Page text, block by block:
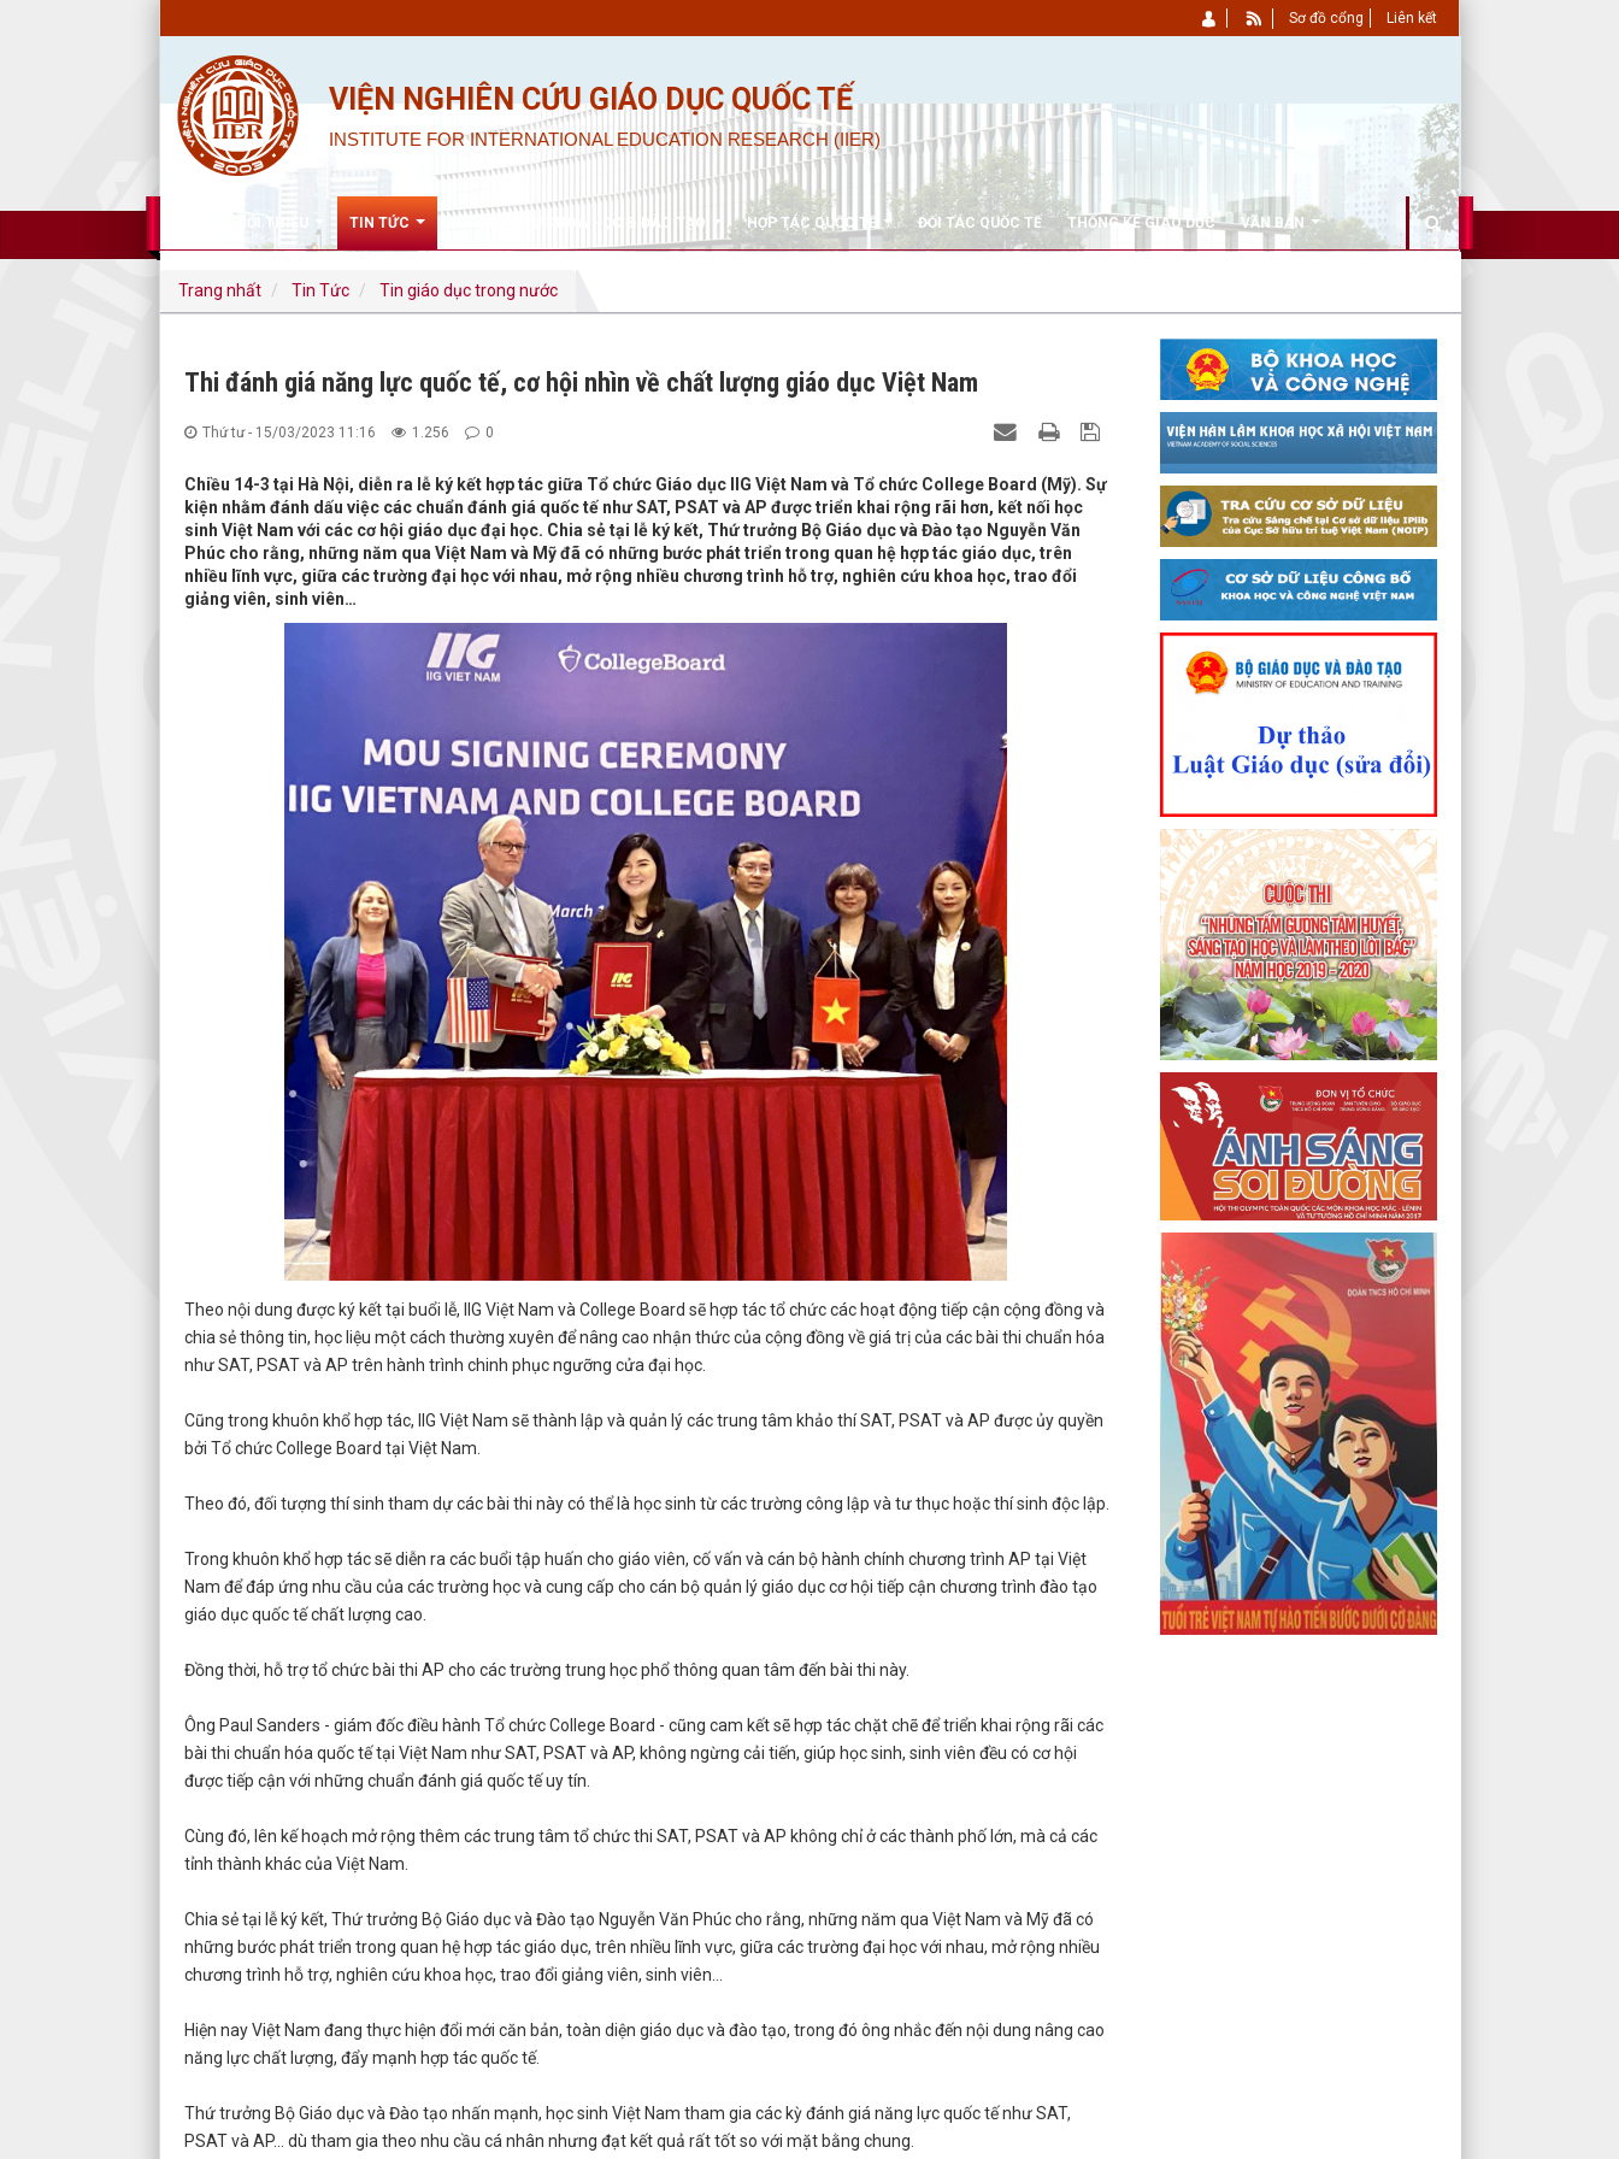
VIỆN NGHIÊN CỨU GIÁO DỤC QUỐC TẾ
INSTITUTE FOR INTERNATIONAL EDUCATION RESEARCH (IIER)
GIỚI THIỆU TIN TỨC NGHIÊN CỨU KHOA HỌC & ĐÀO TẠO HỢP TÁC QUỐC TẾ ĐỐI TÁC QUỐC TẾ THỐNG KÊ GIÁO DỤC VĂN BẢN
Sơ đồ cổng Liên kết
Trang nhất Tin Tức Tin giáo dục trong nước
Thi đánh giá năng lực quốc tế, cơ hội nhìn về chất lượng giáo dục Việt Nam
Thứ tư - 15/03/2023 11:16 1.256 0
Chiều 14-3 tại Hà Nội, diễn ra lễ ký kết hợp tác giữa Tổ chức Giáo dục IIG Việt Nam và Tổ chức College Board (Mỹ). Sự
kiện nhằm đánh dấu việc các chuẩn đánh giá quốc tế như SAT, PSAT và AP được triển khai rộng rãi hơn, kết nối học
sinh Việt Nam với các cơ hội giáo dục đại học. Chia sẻ tại lễ ký kết, Thứ trưởng Bộ Giáo dục và Đào tạo Nguyễn Văn
Phúc cho rằng, những năm qua Việt Nam và Mỹ đã có những bước phát triển trong quan hệ hợp tác giáo dục, trên
nhiều lĩnh vực, giữa các trường đại học với nhau, mở rộng nhiều chương trình hỗ trợ, nghiên cứu khoa học, trao đổi
giảng viên, sinh viên…
Theo nội dung được ký kết tại buổi lễ, IIG Việt Nam và College Board sẽ hợp tác tổ chức các hoạt động tiếp cận cộng đồng và
chia sẻ thông tin, học liệu một cách thường xuyên để nâng cao nhận thức của cộng đồng về giá trị của các bài thi chuẩn hóa
như SAT, PSAT và AP trên hành trình chinh phục ngưỡng cửa đại học.
Cũng trong khuôn khổ hợp tác, IIG Việt Nam sẽ thành lập và quản lý các trung tâm khảo thí SAT, PSAT và AP được ủy quyền
bởi Tổ chức College Board tại Việt Nam.
Theo đó, đối tượng thí sinh tham dự các bài thi này có thể là học sinh từ các trường công lập và tư thục hoặc thí sinh độc lập.
Trong khuôn khổ hợp tác sẽ diễn ra các buổi tập huấn cho giáo viên, cố vấn và cán bộ hành chính chương trình AP tại Việt
Nam để đáp ứng nhu cầu của các trường học và cung cấp cho cán bộ quản lý giáo dục cơ hội tiếp cận chương trình đào tạo
giáo dục quốc tế chất lượng cao.
Đồng thời, hỗ trợ tổ chức bài thi AP cho các trường trung học phổ thông quan tâm đến bài thi này.
Ông Paul Sanders - giám đốc điều hành Tổ chức College Board - cũng cam kết sẽ hợp tác chặt chẽ để triển khai rộng rãi các
bài thi chuẩn hóa quốc tế tại Việt Nam như SAT, PSAT và AP, không ngừng cải tiến, giúp học sinh, sinh viên đều có cơ hội
được tiếp cận với những chuẩn đánh giá quốc tế uy tín.
Cùng đó, lên kế hoạch mở rộng thêm các trung tâm tổ chức thi SAT, PSAT và AP không chỉ ở các thành phố lớn, mà cả các
tỉnh thành khác của Việt Nam.
Chia sẻ tại lễ ký kết, Thứ trưởng Bộ Giáo dục và Đào tạo Nguyễn Văn Phúc cho rằng, những năm qua Việt Nam và Mỹ đã có
những bước phát triển trong quan hệ hợp tác giáo dục, trên nhiều lĩnh vực, giữa các trường đại học với nhau, mở rộng nhiều
chương trình hỗ trợ, nghiên cứu khoa học, trao đổi giảng viên, sinh viên…
Hiện nay Việt Nam đang thực hiện đổi mới căn bản, toàn diện giáo dục và đào tạo, trong đó ông nhắc đến nội dung nâng cao
năng lực chất lượng, đẩy mạnh hợp tác quốc tế.
Thứ trưởng Bộ Giáo dục và Đào tạo nhấn mạnh, học sinh Việt Nam tham gia các kỳ đánh giá năng lực quốc tế như SAT,
PSAT và AP… dù tham gia theo nhu cầu cá nhân nhưng đạt kết quả rất tốt so với mặt bằng chung.